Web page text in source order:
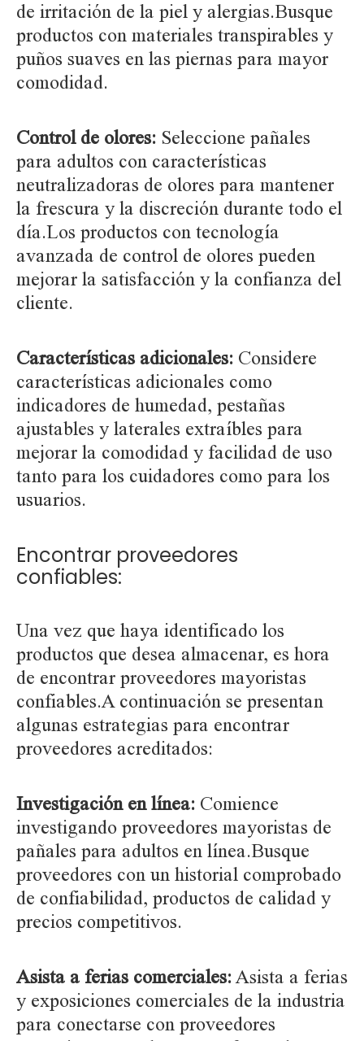
de irritación de la piel y alergias.Busque
productos con materiales transpirables y
puños suaves en las piernas para mayor
comodidad.
Control de olores: Seleccione pañales
para adultos con características
neutralizadoras de olores para mantener
la frescura y la discreción durante todo el
día.Los productos con tecnología
avanzada de control de olores pueden
mejorar la satisfacción y la confianza del
cliente.
Características adicionales: Considere
características adicionales como
indicadores de humedad, pestañas
ajustables y laterales extraíbles para
mejorar la comodidad y facilidad de uso
tanto para los cuidadores como para los
usuarios.
Encontrar proveedores
confiables:
Una vez que haya identificado los
productos que desea almacenar, es hora
de encontrar proveedores mayoristas
confiables.A continuación se presentan
algunas estrategias para encontrar
proveedores acreditados:
Investigación en línea: Comience
investigando proveedores mayoristas de
pañales para adultos en línea.Busque
proveedores con un historial comprobado
de confiabilidad, productos de calidad y
precios competitivos.
Asista a ferias comerciales: Asista a ferias
y exposiciones comerciales de la industria
para conectarse con proveedores